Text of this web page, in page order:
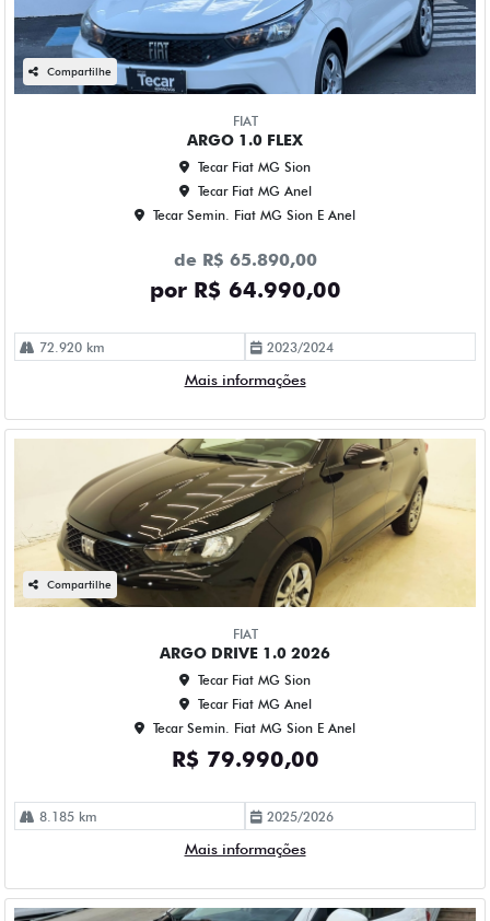
Compartilhe
FIAT
ARGO 1.0 FLEX
Tecar Fiat MG Sion
Tecar Fiat MG Anel
Tecar Semin. Fiat MG Sion E Anel
de R$ 65.890,00
por R$ 64.990,00
72.920 km 2023/2024
Mais informações
Compartilhe
FIAT
ARGO DRIVE 1.0 2026
Tecar Fiat MG Sion
Tecar Fiat MG Anel
Tecar Semin. Fiat MG Sion E Anel
R$ 79.990,00
8.185 km 2025/2026
Mais informações